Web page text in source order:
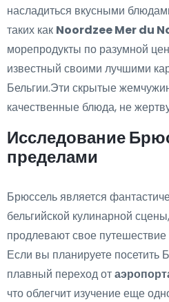
насладиться вкусными
таких как Noordzee Mer du
морепродукты по разумной
известный своими лучшими
Бельгии.Эти скрытые
качественные блюда, не
Исследование
пределами
Брюссель является
бельгийской кулинарной
продлевают свое
Если вы планируете посетить
плавный переход от
что облегчит изучение еще